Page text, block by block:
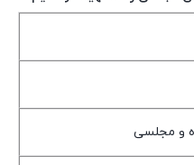
و مجلسی